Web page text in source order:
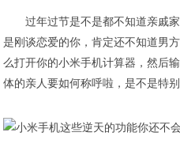
过年过节是不是都不知道亲戚
是刚谈恋爱的你，肯定还不知道男
么打开你的小米手机计算器，然后
体的亲人要如何称呼啦，是不是特别